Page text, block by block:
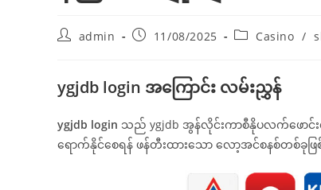
Postadmin
Post11/08/2025
PostCasino /
ygjdb login အကြောင်း လမ်းညွှန်
ygjdb login သည် ygjdb အွန်လိုင်းကာစီနိုပလက်ဖောင်
ရောက်နိုင်စေရန် ဖန်တီးထားသော လော့အင်စနစ်တစ်ခုဖ